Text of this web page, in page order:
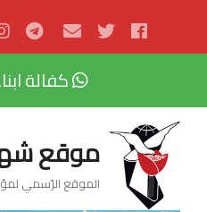
كفالة
موقع
الموقع الرّسمي